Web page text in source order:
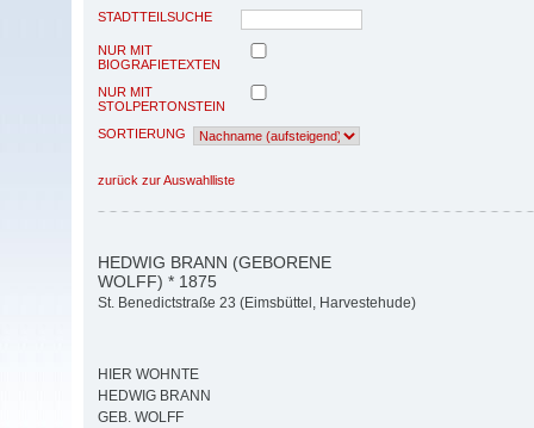
STADTTEILSUCHE
NUR MIT
BIOGRAFIETEXTEN
NUR MIT
STOLPERTONSTEIN
SORTIERUNG
zurück zur Auswahlliste
HEDWIG BRANN (GEBORENE
WOLFF) * 1875
St. Benedictstraße 23 (Eimsbüttel, Harvestehude)
HIER WOHNTE
HEDWIG BRANN
GEB. WOLFF